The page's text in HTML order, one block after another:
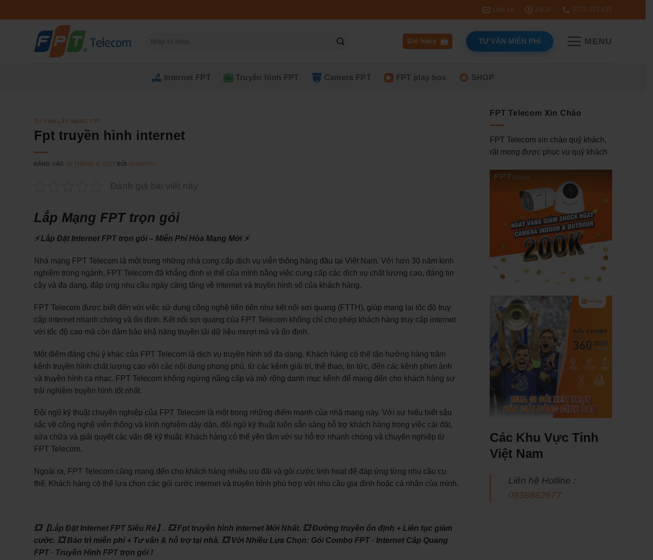
qua
Liên hệ 24/24 0772 073 633
kiếm:
Giỏ hàng TƯ VẤN MIỄN PHÍ MENU
Internet FPT Truyền hình FPT Camera FPT FPT play box SHOP
TƯ VẤN LẮP MẠNG FPT
Fpt truyền hình internet
ĐĂNG VÀO 20 THÁNG 6, 2023 BỞI QUANTRI
Đánh giá bài viết này
Lắp Mạng FPT trọn gói
⚡ Lắp Đặt Internet FPT trọn gói – Miễn Phí Hòa Mạng Mới ⚡
Nhà mạng FPT Telecom là một trong những nhà cung cấp dịch vụ viễn thông hàng đầu tại Việt Nam. Với hơn 30 năm kinh
nghiệm trong ngành, FPT Telecom đã khẳng định vị thế của mình bằng việc cung cấp các dịch vụ chất lượng cao, đáng tin
cậy và đa dạng, đáp ứng nhu cầu ngày càng tăng về internet và truyền hình số của khách hàng.
FPT Telecom được biết đến với việc sử dụng công nghệ tiên tiến như kết nối sợi quang (FTTH), giúp mang lại tốc độ truy
cập internet nhanh chóng và ổn định. Kết nối sợi quang của FPT Telecom không chỉ cho phép khách hàng truy cập internet
với tốc độ cao mà còn đảm bảo khả năng truyền tải dữ liệu mượt mà và ổn định.
Một điểm đáng chú ý khác của FPT Telecom là dịch vụ truyền hình số đa dạng. Khách hàng có thể tận hưởng hàng trăm
kênh truyền hình chất lượng cao với các nội dung phong phú, từ các kênh giải trí, thể thao, tin tức, đến các kênh phim ảnh
và truyền hình ca nhạc. FPT Telecom không ngừng nâng cấp và mở rộng danh mục kênh để mang đến cho khách hàng sự
trải nghiệm truyền hình tốt nhất.
Đội ngũ kỹ thuật chuyên nghiệp của FPT Telecom là một trong những điểm mạnh của nhà mạng này. Với sự hiểu biết sâu
sắc về công nghệ viễn thông và kinh nghiệm dày dặn, đội ngũ kỹ thuật luôn sẵn sàng hỗ trợ khách hàng trong việc cài đặt,
sửa chữa và giải quyết các vấn đề kỹ thuật. Khách hàng có thể yên tâm với sự hỗ trợ nhanh chóng và chuyên nghiệp từ
FPT Telecom.
Ngoài ra, FPT Telecom cũng mang đến cho khách hàng nhiều ưu đãi và gói cước linh hoạt để đáp ứng từng nhu cầu cụ
thể. Khách hàng có thể lựa chọn các gói cước internet và truyền hình phù hợp với nhu cầu gia đình hoặc cá nhân của mình.
💥【Lắp Đặt Internet FPT Siêu Rẻ】. 💥 Fpt truyền hình internet Mới Nhất. 💥 Đường truyền ổn định + Liên tục giảm
cước. 💥 Bảo trì miễn phí + Tư vấn & hỗ trợ tại nhà. 💥 Với Nhiều Lựa Chọn: ‎Gói Combo FPT · ‎Internet Cáp Quang
FPT · ‎Truyền Hình FPT trọn gói !
FPT Telecom Xin Chào
FPT Telecom xin chào quý khách,
rất mong được phục vụ quý khách
Các Khu Vực Tỉnh
Việt Nam
Liên hệ Hotline :
0938882677